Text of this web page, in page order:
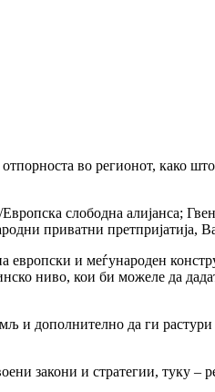
во регионот, како
слободна алијанса;
приватни претпријатија,
европски и меѓународен
ниво, кои би можеле да
и дополнително да ги растури
закони и стратегии, туку –